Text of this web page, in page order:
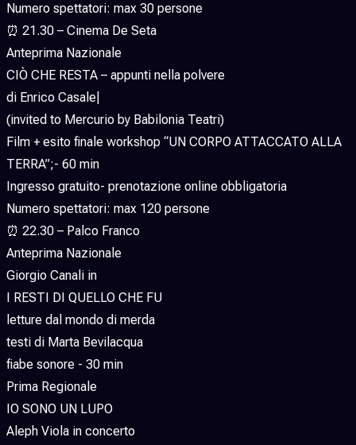
Numero spettatori: max 30 persone
⏰ 21.30 – Cinema De Seta
Anteprima Nazionale
CIÒ CHE RESTA – appunti nella polvere
di Enrico Casale|
(invited to Mercurio by Babilonia Teatri)
Film + esito finale workshop “UN CORPO ATTACCATO ALLA
TERRA”;- 60 min
Ingresso gratuito- prenotazione online obbligatoria
Numero spettatori: max 120 persone
⏰ 22.30 – Palco Franco
Anteprima Nazionale
Giorgio Canali in
I RESTI DI QUELLO CHE FU
letture dal mondo di merda
testi di Marta Bevilacqua
fiabe sonore - 30 min
Prima Regionale
IO SONO UN LUPO
Aleph Viola in concerto